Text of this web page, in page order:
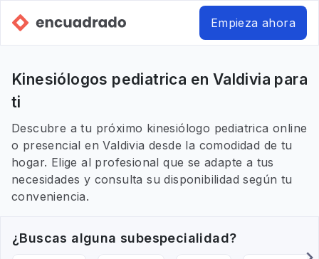
Empieza ahora
Kinesiólogos pediatrica en Valdivia para
ti
Descubre a tu próximo kinesiólogo pediatrica online
o presencial en Valdivia desde la comodidad de tu
hogar. Elige al profesional que se adapte a tus
necesidades y consulta su disponibilidad según tu
conveniencia.
¿Buscas alguna subespecialidad?